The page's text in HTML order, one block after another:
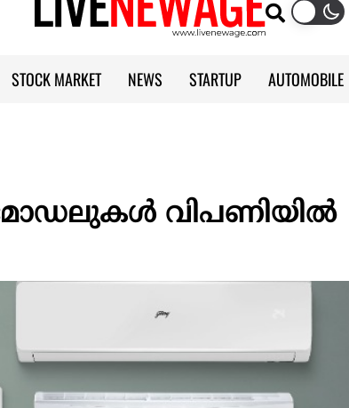
STOCK MARKET NEWS STARTUP AUTOMOBILE
വിപണിയിൽ